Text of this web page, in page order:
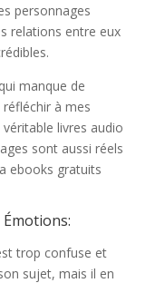
personnages
relations entre eux
manque de
réfléchir à mes
livres audio
sont aussi réels
ebooks gratuits
trop confuse et
sujet, mais il en